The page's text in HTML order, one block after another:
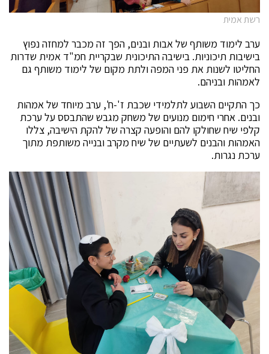
רשת אמית
ערב לימוד משותף של אבות ובנים, הפך זה מכבר למחזה נפוץ
בישיבות תיכוניות. בישיבה התיכונית שבקריית חמ"ד אמית שדרות
החליטו לשנות את פני המפה ולתת מקום של לימוד משותף גם
לאמהות ובניהם.
כך התקיים השבוע לתלמידי שכבת ז'-ח', ערב מיוחד של אמהות
ובנים. אחרי חימום מנועים של משחק מגבש שהתבסס על ערכת
קלפי שיח שחולקו להם והופעה קצרה של להקת הישיבה, צללו
האמהות והבנים לשעתיים של שיח מקרב ובנייה משותפת מתוך
ערכת נגרות.